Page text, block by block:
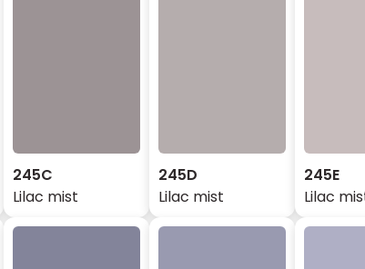
245C
Lilac mist
245D
Lilac mist
245E
Lilac